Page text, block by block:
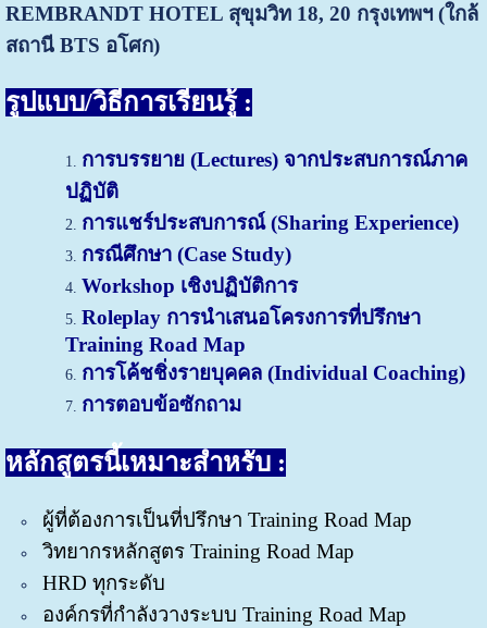
REMBRANDT HOTEL สุขุมวิท 18, 20 กรุงเทพฯ (ใกล้
สถานี BTS อโศก)
รูปแบบ/วิธีการเรียนรู้ :
การบรรยาย (Lectures) จากประสบการณ์ภาค
ปฏิบัติ
การแชร์ประสบการณ์ (Sharing Experience)
กรณีศึกษา (Case Study)
Workshop เชิงปฏิบัติการ
Roleplay การนำเสนอโครงการที่ปรึกษา
Training Road Map
การโค้ชชิ่งรายบุคคล (Individual Coaching)
การตอบข้อซักถาม
หลักสูตรนี้เหมาะสำหรับ :
ผู้ที่ต้องการเป็นที่ปรึกษา Training Road Map
วิทยากรหลักสูตร Training Road Map
HRD ทุกระดับ
องค์กรที่กำลังวางระบบ Training Road Map